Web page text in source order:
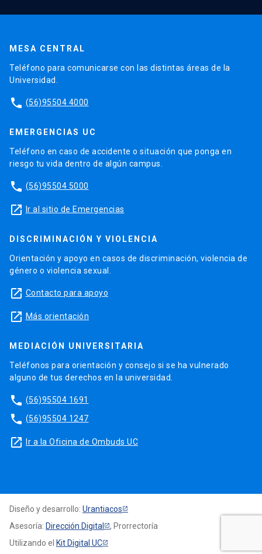
MESA CENTRAL
Teléfono para comunicarse con las distintas áreas de la
Universidad.
phone (56)95504 4000
EMERGENCIAS UC
Teléfono en caso de accidente o situación que ponga en
riesgo tu vida dentro de algún campus.
phone (56)95504 5000
launch Ir al sitio de Emergencias
DISCRIMINACIÓN Y VIOLENCIA
Orientación y apoyo en casos de discriminación, violencia de
género o violencia sexual.
launch Contacto para apoyo
launch Más orientación
MEDIACIÓN UNIVERSITARIA
Teléfonos para orientación y consejo si se ha vulnerado
alguno de tus derechos en la universidad.
phone (56)95504 1691
phone (56)95504 1247
launch Ir a la Oficina de Ombuds UC
Diseño y desarrollo: Urantiacos
Asesoría: Dirección Digital
, Prorrectoría
Utilizando el Kit Digital UC